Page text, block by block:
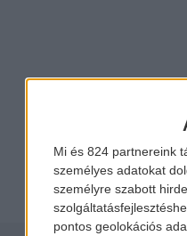
Mi és 824 partnereink
személyes adatokat
személyre szabott
pontos geolokációs